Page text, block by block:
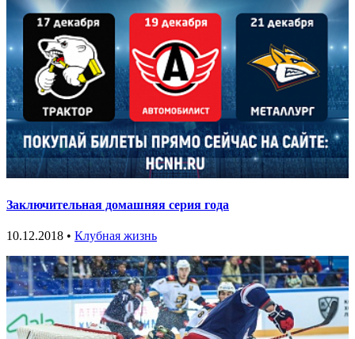
Заключительная домашняя серия года
10.12.2018 • Клубная жизнь